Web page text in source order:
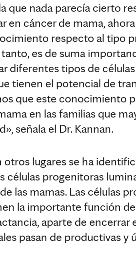
que nada parecía cierto
en cáncer de mama,
respecto al tipo
es de suma
diferentes tipos de
tienen el potencial de
que este conocimiento
en las familias que
señala el Dr. Kannan.
lugares se ha
células progenitoras
las mamas. Las células
la importante función
aparte de
pasan de productivas y